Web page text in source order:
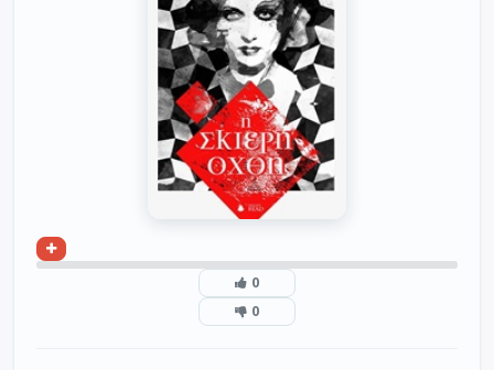
0
0